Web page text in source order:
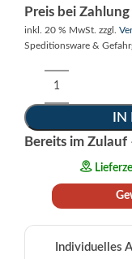
Preis bei
inkl. 20 % MwSt. zzgl.
Speditionsware &
Bereits im
Alternative:
Individuelles